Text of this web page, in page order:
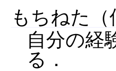
もちねた
自分の経
る．